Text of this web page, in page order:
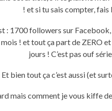
! et si tu sais compter, fais
: 1700 followers sur
! et tout ça part de ZERO
jours ! C’est pas ouf
Et bien tout ça c’est aussi (et
mais comment je vous